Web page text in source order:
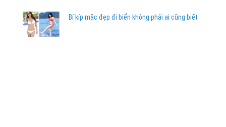
Bí kíp mặc đẹp đi biển không phải ai cũng biết